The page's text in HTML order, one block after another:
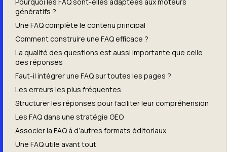
génératifs ?
Une FAQ complète le contenu principal
Comment construire une FAQ efficace ?
La qualité des questions est aussi importante que celle
des réponses
Faut-il intégrer une FAQ sur toutes les pages ?
Les erreurs les plus fréquentes
Structurer les réponses pour faciliter leur compréhension
Les FAQ dans une stratégie GEO
Associer la FAQ à d’autres formats éditoriaux
Une FAQ utile avant tout